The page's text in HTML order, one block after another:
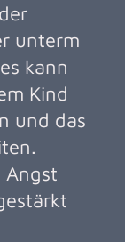
unterm
kann
Kind
und das
Angst